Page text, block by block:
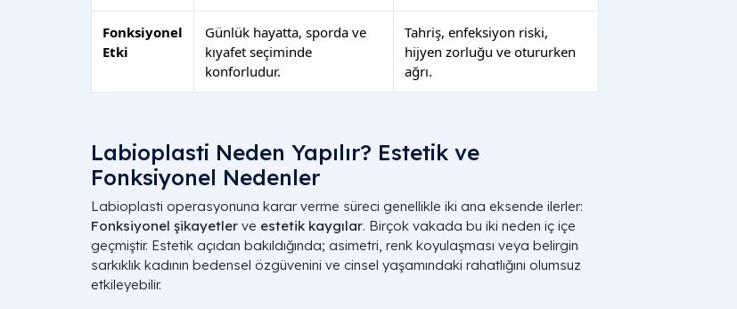
Fonksiyonel
Etki
Günlük hayatta, sporda ve
kıyafet seçiminde
konforludur.
Tahriş, enfeksiyon riski,
hijyen zorluğu ve otururken
ağrı.
Labioplasti Neden Yapılır? Estetik ve
Fonksiyonel Nedenler
Labioplasti operasyonuna karar verme süreci genellikle iki ana eksende ilerler:
Fonksiyonel şikayetler ve estetik kaygılar. Birçok vakada bu iki neden iç içe
geçmiştir. Estetik açıdan bakıldığında; asimetri, renk koyulaşması veya belirgin
sarkıklık kadının bedensel özgüvenini ve cinsel yaşamındaki rahatlığını olumsuz
etkileyebilir.